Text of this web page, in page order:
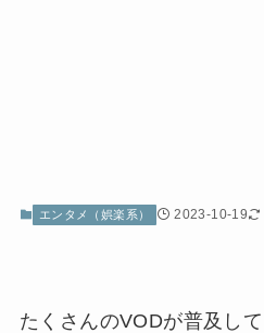
エンタメ（娯楽系） 2023-10-19
たくさんのVODが普及し